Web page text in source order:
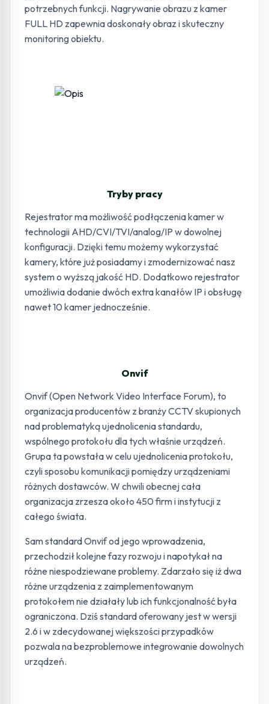
potrzebnych funkcji. Nagrywanie obrazu z kamer
FULL HD zapewnia doskonały obraz i skuteczny
monitoring obiektu.
Tryby pracy
Rejestrator ma możliwość podłączenia kamer w
technologii AHD/CVI/TVI/analog/IP w dowolnej
konfiguracji. Dzięki temu możemy wykorzystać
kamery, które już posiadamy i zmodernizować nasz
system o wyższą jakość HD. Dodatkowo rejestrator
umożliwia dodanie dwóch extra kanałów IP i obsługę
nawet 10 kamer jednocześnie.
Onvif
Onvif (Open Network Video Interface Forum), to
organizacja producentów z branży CCTV skupionych
nad problematyką ujednolicenia standardu,
wspólnego protokołu dla tych właśnie urządzeń.
Grupa ta powstała w celu ujednolicenia protokołu,
czyli sposobu komunikacji pomiędzy urządzeniami
różnych dostawców. W chwili obecnej cała
organizacja zrzesza około 450 firm i instytucji z
całego świata.
Sam standard Onvif od jego wprowadzenia,
przechodził kolejne fazy rozwoju i napotykał na
różne niespodziewane problemy. Zdarzało się iż dwa
różne urządzenia z zaimplementowanym
protokołem nie działały lub ich funkcjonalność była
ograniczona. Dziś standard oferowany jest w wersji
2.6 i w zdecydowanej większości przypadków
pozwala na bezproblemowe integrowanie dowolnych
urządzeń.